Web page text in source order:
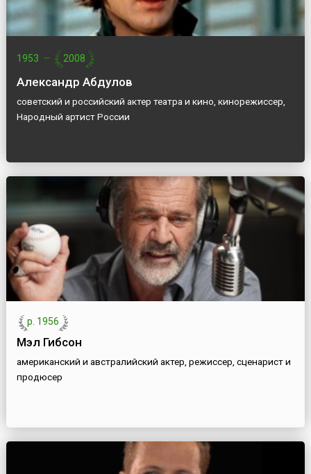
1953 — 2008
Александр Абдулов
советский и российский актер театра и кино, кинорежиссер,
Народный артист России
р. 1956
Мэл Гибсон
американский и австралийский актер, режиссер, сценарист и
продюсер